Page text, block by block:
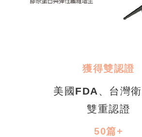
獲得雙認證
美國FDA、台灣
雙重認證
50篇+